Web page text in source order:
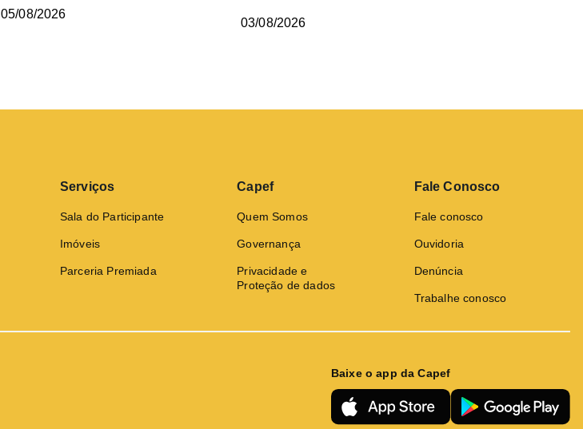
05/08/2026
03/08/2026
Serviços
Sala do Participante
Imóveis
Parceria Premiada
Capef
Quem Somos
Governança
Privacidade e
Proteção de dados
Fale Conosco
Fale conosco
Ouvidoria
Denúncia
Trabalhe conosco
Baixe o app da Capef